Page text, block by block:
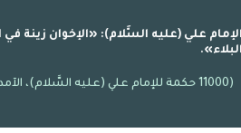
علي (عليه السَّلام): «الإخوان زينة في
(11000 حكمة للإمام علي (عليه السَّلام)، الآمدي، الصَّفحة 21)